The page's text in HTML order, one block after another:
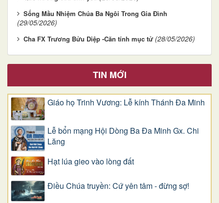
Sống Mầu Nhiệm Chúa Ba Ngôi Trong Gia Đình
(29/05/2026)
Cha FX Trương Bửu Diệp -Căn tính mục tử (28/05/2026)
TIN MỚI
Giáo họ Trinh Vương: Lễ kính Thánh Đa Minh
Lễ bổn mạng Hội Dòng Ba Đa Minh Gx. Chi
Lăng
Hạt lúa gieo vào lòng đất
Điều Chúa truyền: Cứ yên tâm - đừng sợ!